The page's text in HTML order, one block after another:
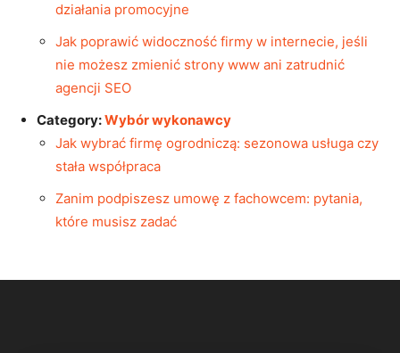
działania promocyjne
Jak poprawić widoczność firmy w internecie, jeśli
nie możesz zmienić strony www ani zatrudnić
agencji SEO
Category:Wybór wykonawcy
Jak wybrać firmę ogrodniczą: sezonowa usługa czy
stała współpraca
Zanim podpiszesz umowę z fachowcem: pytania,
które musisz zadać